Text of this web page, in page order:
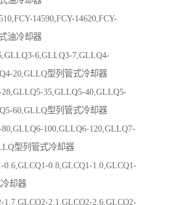
14590,FCY-14620,FCY-
油冷却器
6,GLLQ3-7,GLLQ4-
20,GLLQ型列管式冷却器
35,GLLQ5-40,GLLQ5-
60,GLLQ型列管式冷却器
100,GLLQ6-120,GLLQ7-
型列管式冷却器
0.6,GLCQ1-0.8,GLCQ1-1.0,GLCQ1-
却器
1.7,GLCQ2-2.1,GLCQ2-2.6,GLCQ2-